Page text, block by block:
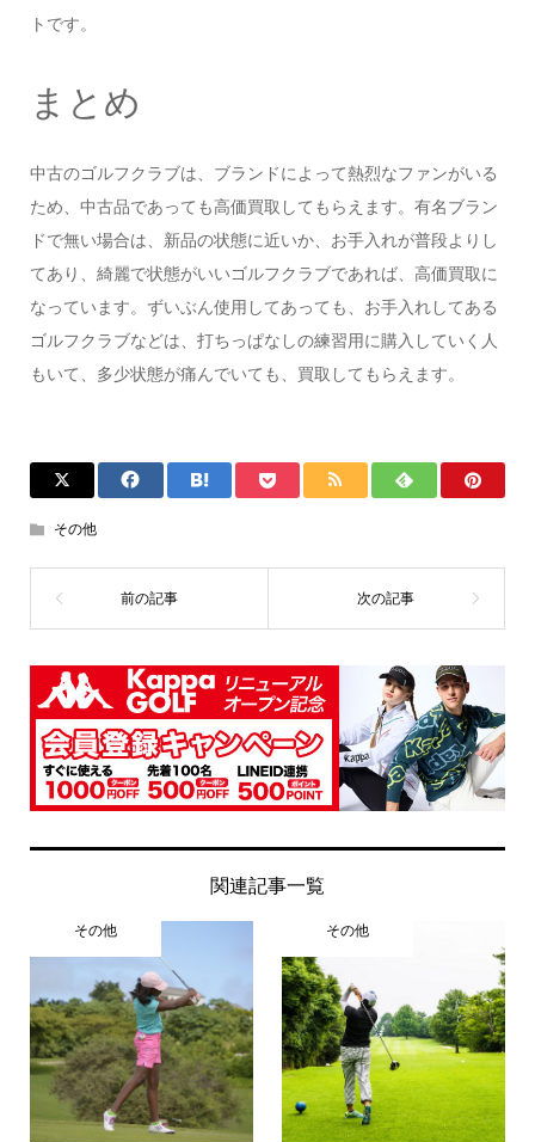
トです。
まとめ
中古のゴルフクラブは、ブランドによって熱烈なファンがいる
ため、中古品であっても高価買取してもらえます。有名ブラン
ドで無い場合は、新品の状態に近いか、お手入れが普段よりし
てあり、綺麗で状態がいいゴルフクラブであれば、高価買取に
なっています。ずいぶん使用してあっても、お手入れしてある
ゴルフクラブなどは、打ちっぱなしの練習用に購入していく人
もいて、多少状態が痛んでいても、買取してもらえます。
その他
関連記事一覧
その他 その他